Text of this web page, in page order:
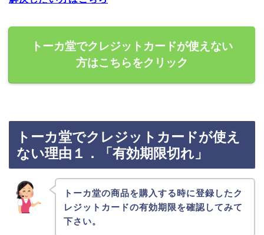
トーカ堂でクレジットカードが使えない
方はこちらをクリック
トーカ堂でクレジットカードが使え
ない理由１．「有効期限切れ」
トーカ堂の商品を購入する時に登録したク
レジットカードの有効期限を確認してみて
下さい。